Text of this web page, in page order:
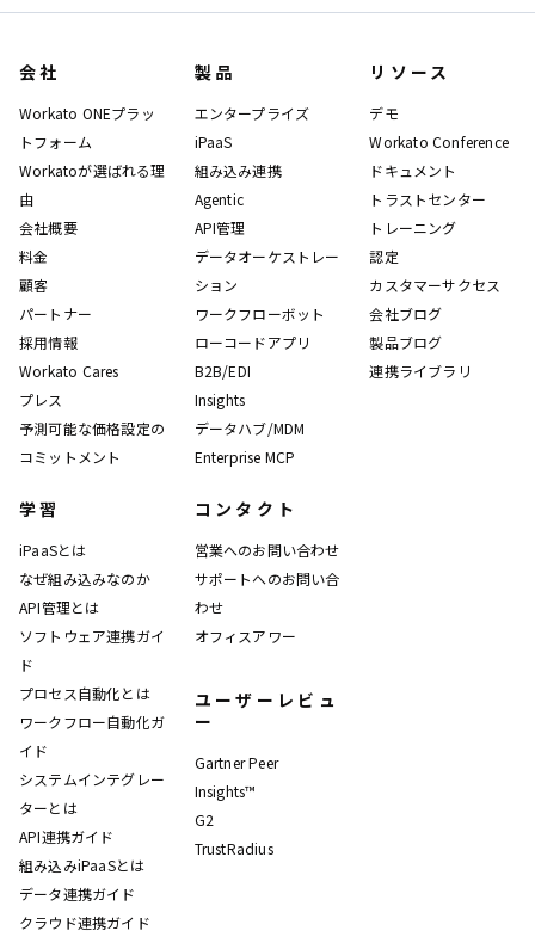
会社
Workato ONEプラッ
トフォーム
Workatoが選ばれる理
由
会社概要
料金
顧客
パートナー
採用情報
Workato Cares
プレス
予測可能な価格設定の
コミットメント
製品
エンタープライズ
iPaaS
組み込み連携
Agentic
API管理
データオーケストレー
ション
ワークフローボット
ローコードアプリ
B2B/EDI
Insights
データハブ/MDM
Enterprise MCP
リソース
デモ
Workato Conference
ドキュメント
トラストセンター
トレーニング
認定
カスタマーサクセス
会社ブログ
製品ブログ
連携ライブラリ
学習
iPaaSとは
なぜ組み込みなのか
API管理とは
ソフトウェア連携ガイ
ド
プロセス自動化とは
ワークフロー自動化ガ
イド
システムインテグレー
ターとは
API連携ガイド
組み込みiPaaSとは
データ連携ガイド
クラウド連携ガイド
コンタクト
営業へのお問い合わせ
サポートへのお問い合
わせ
オフィスアワー
ユーザーレビュ
ー
Gartner Peer
Insights™
G2
TrustRadius